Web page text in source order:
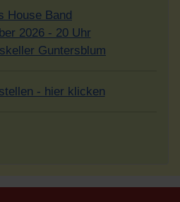
House Band
2026 - 20 Uhr
Guntersblum
- hier klicken